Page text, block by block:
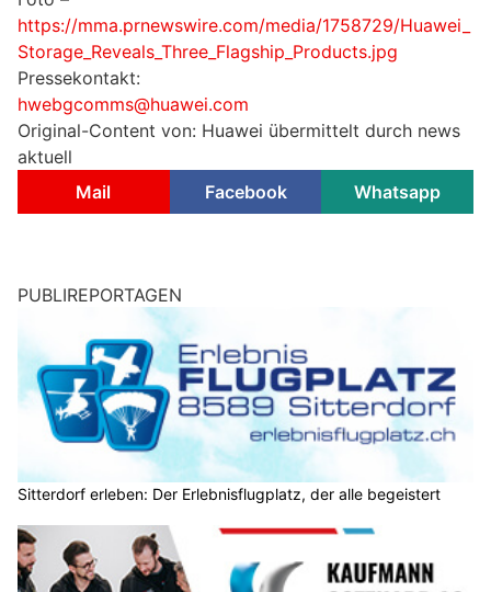
https://mma.prnewswire.com/media/1758729/Huawei_
Storage_Reveals_Three_Flagship_Products.jpg
Pressekontakt:
hwebgcomms@huawei.com
Original-Content von: Huawei übermittelt durch news
aktuell
Mail
Facebook Whatsapp
PUBLIREPORTAGEN
Sitterdorf erleben: Der Erlebnisflugplatz, der alle begeistert